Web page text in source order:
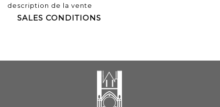
description de la vente
SALES CONDITIONS